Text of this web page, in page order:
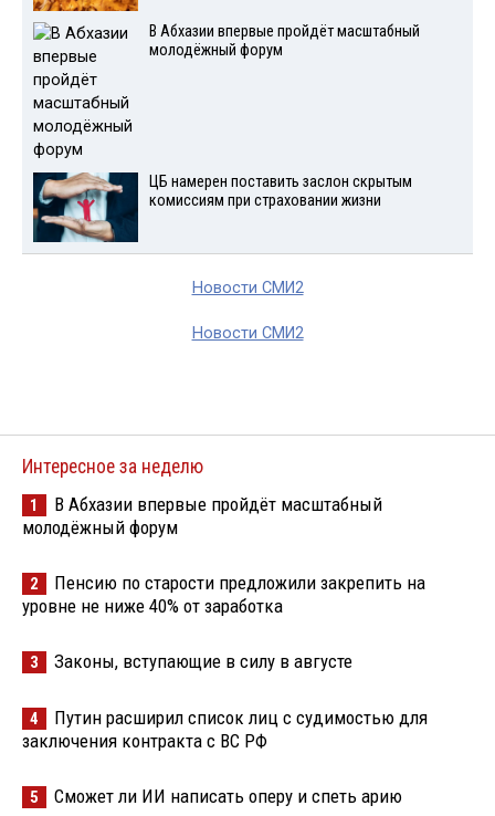
В Абхазии впервые пройдёт масштабный
молодёжный форум
ЦБ намерен поставить заслон скрытым
комиссиям при страховании жизни
Новости СМИ2
Новости СМИ2
Интересное за неделю
1
В Абхазии впервые пройдёт масштабный
молодёжный форум
2
Пенсию по старости предложили закрепить на
уровне не ниже 40% от заработка
3 Законы, вступающие в силу в августе
4
Путин расширил список лиц с судимостью для
заключения контракта с ВС РФ
5 Сможет ли ИИ написать оперу и спеть арию